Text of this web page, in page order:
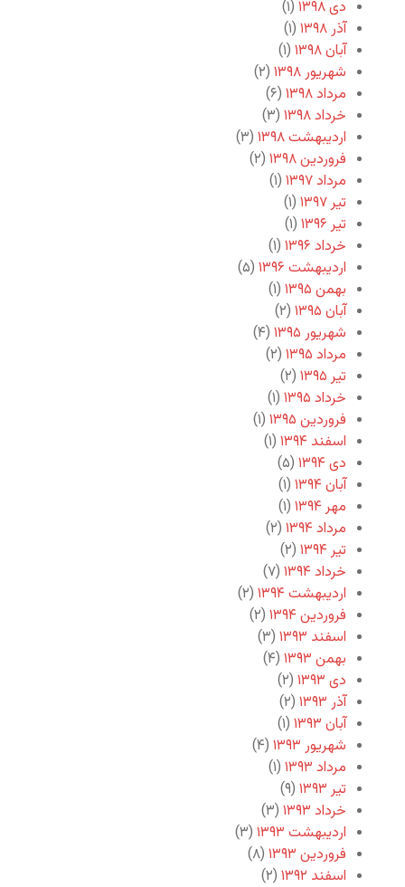
دی ۱۳۹۸
(۱)
آذر ۱۳۹۸
(۱)
آبان ۱۳۹۸
(۱)
شهریور ۱۳۹۸
(۲)
مرداد ۱۳۹۸
(۶)
خرداد ۱۳۹۸
(۳)
اردیبهشت ۱۳۹۸
(۳)
فروردین ۱۳۹۸
(۲)
مرداد ۱۳۹۷
(۱)
تیر ۱۳۹۷
(۱)
تیر ۱۳۹۶
(۱)
خرداد ۱۳۹۶
(۱)
اردیبهشت ۱۳۹۶
(۵)
بهمن ۱۳۹۵
(۱)
آبان ۱۳۹۵
(۲)
شهریور ۱۳۹۵
(۴)
مرداد ۱۳۹۵
(۲)
تیر ۱۳۹۵
(۲)
خرداد ۱۳۹۵
(۱)
فروردین ۱۳۹۵
(۱)
اسفند ۱۳۹۴
(۱)
دی ۱۳۹۴
(۵)
آبان ۱۳۹۴
(۱)
مهر ۱۳۹۴
(۱)
مرداد ۱۳۹۴
(۲)
تیر ۱۳۹۴
(۲)
خرداد ۱۳۹۴
(۷)
اردیبهشت ۱۳۹۴
(۲)
فروردین ۱۳۹۴
(۲)
اسفند ۱۳۹۳
(۳)
بهمن ۱۳۹۳
(۴)
دی ۱۳۹۳
(۲)
آذر ۱۳۹۳
(۲)
آبان ۱۳۹۳
(۱)
شهریور ۱۳۹۳
(۴)
مرداد ۱۳۹۳
(۱)
تیر ۱۳۹۳
(۹)
خرداد ۱۳۹۳
(۳)
اردیبهشت ۱۳۹۳
(۳)
فروردین ۱۳۹۳
(۸)
اسفند ۱۳۹۲
(۲)